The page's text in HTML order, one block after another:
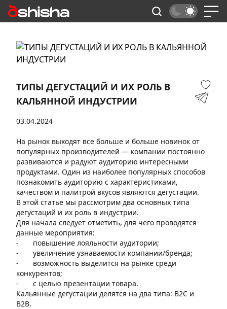
ТИПЫ ДЕГУСТАЦИЙ И ИХ РОЛЬ В
КАЛЬЯННОЙ ИНДУСТРИИ
03.04.2024
На рынок выходят все больше и больше новинок от
популярных производителей — компании постоянно
развиваются и радуют аудиторию интересными
продуктами. Один из наиболее популярных способов
познакомить аудиторию с характеристиками,
качеством и палитрой вкусов являются дегустации.
В этой статье мы рассмотрим два основных типа
дегустаций и их роль в индустрии.
Для начала следует отметить, для чего проводятся
данные мероприятия:
- повышение лояльности аудитории;
- увеличение узнаваемости компании/бренда;
- возможность выделится на рынке среди
конкурентов;
- с целью презентации товара.
Кальянные дегустации делятся на два типа: B2C и
B2B.